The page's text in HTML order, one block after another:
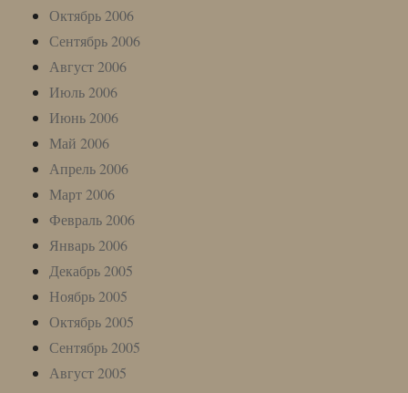
Октябрь 2006
Сентябрь 2006
Август 2006
Июль 2006
Июнь 2006
Май 2006
Апрель 2006
Март 2006
Февраль 2006
Январь 2006
Декабрь 2005
Ноябрь 2005
Октябрь 2005
Сентябрь 2005
Август 2005